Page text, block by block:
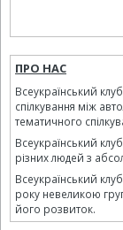
ПРО НАС
Всеукраїнський
спілкування між
тематичного
Всеукраїнський
різних людей з
Всеукраїнський
року невеликою
його розвиток.